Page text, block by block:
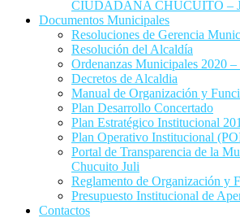
CIUDADANA CHUCUITO –
Documentos Municipales
Resoluciones de Gerencia
Resolución del Alcaldía
Ordenanzas Municipales 2020 –
Decretos de Alcaldia
Manual de Organización y
Plan Desarrollo Concertado
Plan Estratégico Institucional
Plan Operativo Institucional
Portal de Transparencia de la
Chucuito Juli
Reglamento de Organización y
Presupuesto Institucional de
Contactos